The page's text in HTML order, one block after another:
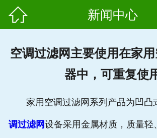
 新闻中心
空调过滤网主要使用在家
器中，可重复使
家用空调过滤网系列产品为凹凸
调过滤网设备采用金属材质，质量轻